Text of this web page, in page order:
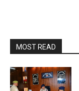
MOST READ